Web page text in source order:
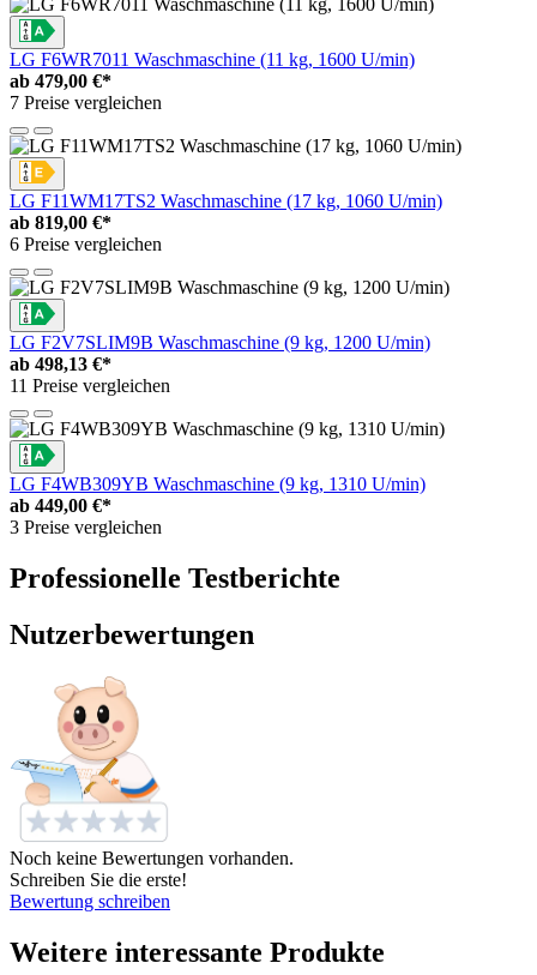
LG F6WR7011 Waschmaschine (11 kg, 1600 U/min)
ab 479,00 €*
7 Preise vergleichen
LG F11WM17TS2 Waschmaschine (17 kg, 1060 U/min)
ab 819,00 €*
6 Preise vergleichen
LG F2V7SLIM9B Waschmaschine (9 kg, 1200 U/min)
ab 498,13 €*
11 Preise vergleichen
LG F4WB309YB Waschmaschine (9 kg, 1310 U/min)
ab 449,00 €*
3 Preise vergleichen
Professionelle Testberichte
Nutzerbewertungen
Noch keine Bewertungen vorhanden.
Schreiben Sie die erste!
Bewertung schreiben
Weitere interessante Produkte